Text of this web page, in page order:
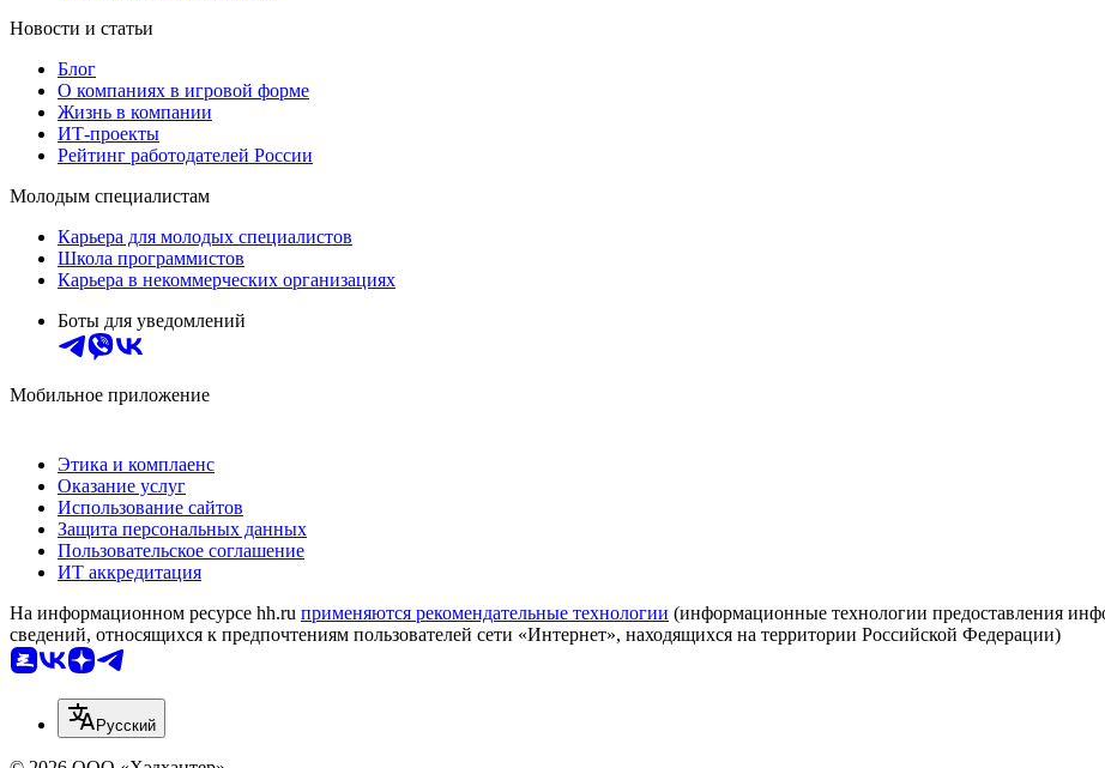
Новости и статьи
Блог
О компаниях в игровой форме
Жизнь в компании
ИТ-проекты
Рейтинг работодателей России
Молодым специалистам
Карьера для молодых специалистов
Школа программистов
Карьера в некоммерческих организациях
Боты для уведомлений
Мобильное приложение
Этика и комплаенс
Оказание услуг
Использование сайтов
Защита персональных данных
Пользовательское соглашение
ИТ аккредитация
На информационном ресурсе hh.ru применяются рекомендательные технологии (информационные технологии предоставления
сведений, относящихся к предпочтениям пользователей сети «Интернет», находящихся на территории Российской Федерации)
Русский